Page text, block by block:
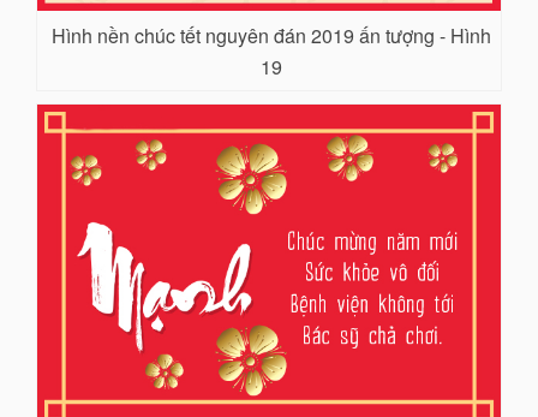
Hình nền chúc tết nguyên đán 2019 ấn tượng - Hình
19